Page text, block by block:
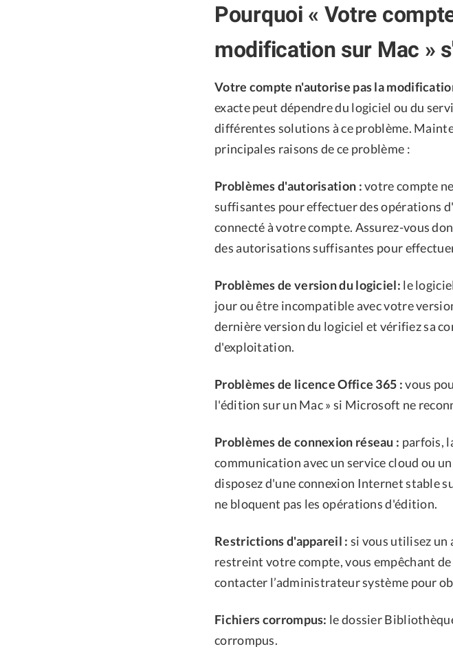
Pourquoi « Votre
modification sur Mac »
Votre compte n'autorise pas la
exacte peut dépendre du logiciel ou du
différentes solutions à ce problème.
principales raisons de ce problème :
Problèmes d'autorisation :votre compte
suffisantes pour effectuer des opérations
connecté à votre compte. Assurez-vous
des autorisations suffisantes pour
Problèmes de version du logiciel: le
jour ou être incompatible avec votre
dernière version du logiciel et vérifiez sa
d'exploitation.
Problèmes de licence Office 365 :vous
l'édition sur un Mac » si Microsoft ne
Problèmes de connexion réseau : parfois,
communication avec un service cloud ou
disposez d'une connexion Internet stable
ne bloquent pas les opérations d'édition.
Restrictions d'appareil : si vous utilisez un
restreint votre compte, vous empêchant
contacter l’administrateur système pour
Fichiers corrompus: le dossier
corrompus.